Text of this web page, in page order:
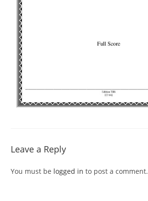
Leave a Reply
You must be logged in to post a comment.